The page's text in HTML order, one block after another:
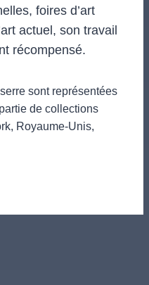
foires d’art
actuel, son travail
récompensé.
sont représentées
de collections
Royaume-Unis,